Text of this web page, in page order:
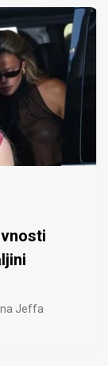
Jeffa